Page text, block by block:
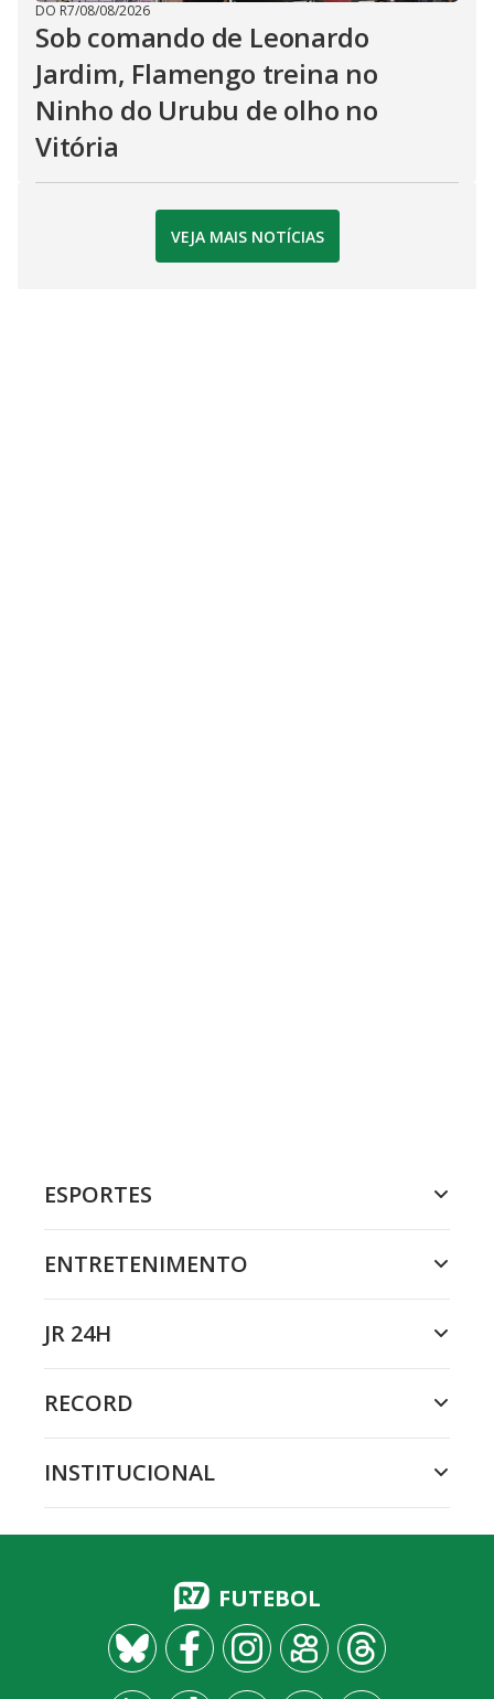
DO R7/08/08/2026
Sob comando de Leonardo
Jardim, Flamengo treina no
Ninho do Urubu de olho no
Vitória
VEJA MAIS NOTÍCIAS
ESPORTES
ENTRETENIMENTO
JR 24H
RECORD
INSTITUCIONAL
FUTEBOL